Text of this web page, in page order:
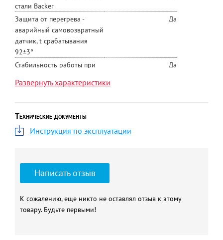
стали Backer
Защита от перегрева -
аварийный самовозвратный
датчик, t срабатывания
92±3°
Да
Стабильность работы при
напряжения
Да
Масса, кг
Гарантия, мес
КПД, %
Производство
датчика температуры
воздуха / модуля GSM-
Развернуть характеристики
Технические документы
Инструкция по эксплуатации
Написать отзыв
К сожалению, еще никто не оставлял отзыв к этому
товару. Будьте первыми!